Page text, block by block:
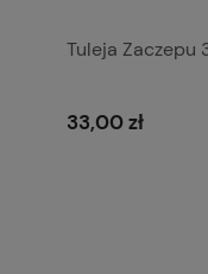
Tuleja Zaczepu
33,00 zł